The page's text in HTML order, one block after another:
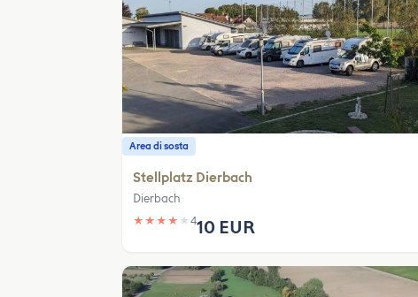
Area di sosta
Stellplatz Dierbach
Dierbach
★ ★ ★ ★ ★ 410 EUR